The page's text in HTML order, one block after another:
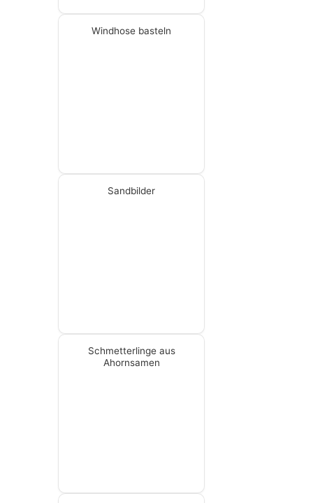
Windhose basteln
Sandbilder
Schmetterlinge aus
Ahornsamen